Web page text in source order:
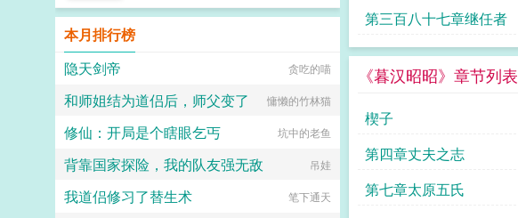
第三百八十七章继任者
《暮汉昭昭》章节列表
楔子
第四章丈夫之志
第七章太原五氏
拉揪，随机掉落祖哥CG4论坛都会标
注发言时间，精确到秒，有用5是想
简单尝试各种题材的产物，专栏预收
幻，他荡平七国，强灭五州，将河山
归化为一，却将精兵对准燕国。强破
宫门之日，未杀一名俘虏，未夺半只
鸡犬。燕王端坐，临视睥睨，不怒而
自威。二人对上视线，促狭中带着几
分挑衅，金阶玉殿便生了寒。那凤目
微眯，仍循着旧日称呼，质问声凛
冽，吾儿，如今可要杀了寡人？秦诏
俯身，骤然折膝跪了下去往日隐忍换
作桀骜，锋锐眉眼经年淬炼，越发显
得狠厉，但唇角柔情却化作了一抹
笑，未免舍不得。哦？宫城十里，凤
冠霞帔，金银珠玉贯满箱，另有玺印
动男女主感情戏工具人，被频频鞭
尸。秦家大小姐不干了！马上开启
王...
本月排行榜
隐天剑帝
贪吃的喵
和师姐结为道侣后，师父变了 慵懒的竹林猫
修仙：开局是个瞎眼乞丐 坑中的老鱼
背靠国家探险，我的队友强无敌 吊娃
我道侣修习了替生术 笔下通天